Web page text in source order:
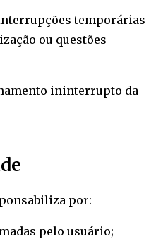
temporárias
ou questões
ininterrupto da
por:
pelo usuário;